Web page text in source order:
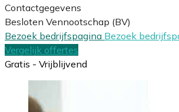
Contactgegevens
Besloten Vennootschap (BV)
Bezoek bedrijfspagina Bezoek
Vergelijk offertes
Gratis - Vrijblijvend